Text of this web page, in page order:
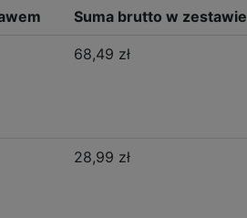
Suma brutto w zestawie
68,49 zł
28,99 zł